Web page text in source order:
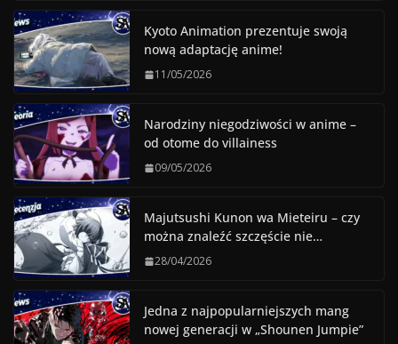
Kyoto Animation prezentuje swoją
nową adaptację anime!
11/05/2026
Narodziny niegodziwości w anime –
od otome do villainess
09/05/2026
Majutsushi Kunon wa Mieteiru – czy
można znaleźć szczęście nie…
28/04/2026
Jedna z najpopularniejszych mang
nowej generacji w „Shounen Jumpie”